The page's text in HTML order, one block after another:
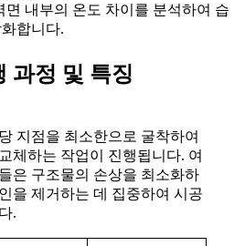
면 내부의 온도 차이를 분석하여 습
합니다.
과정 및 특징
지점을 최소한으로 굴착하여
체하는 작업이 진행됩니다. 여
은 구조물의 손상을 최소화하
을 제거하는 데 집중하여 시공
.